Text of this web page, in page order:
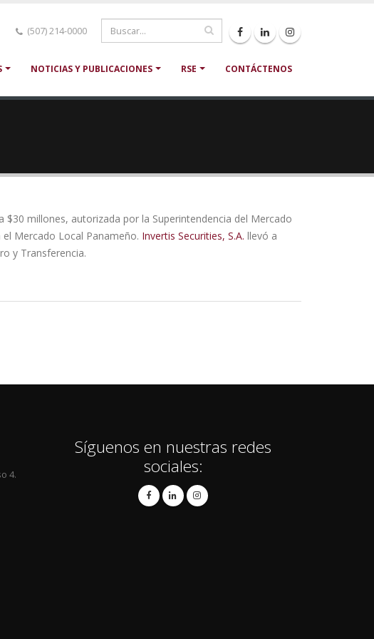
(507) 214-0000
NOTICIAS Y PUBLICACIONES RSE CONTÁCTENOS
millones, autorizada por la Superintendencia del Mercado
Mercado Local Panameño. Invertis Securities, S.A. llevó a
y Transferencia.
4.
Síguenos en nuestras redes
sociales: